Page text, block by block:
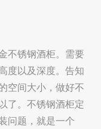
不锈钢酒柜。需要
度以及深度。告知
空间大小，做好不
了。不锈钢酒柜定
问题，就是一个